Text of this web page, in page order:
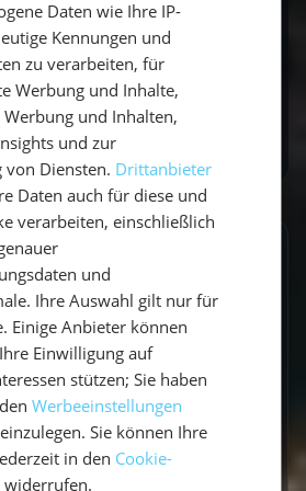
eigenes Segelabenteuer in
unsereSegelurlaub in
Skipper und plane
VON
Grubert
& Segel-Expertin
Travel Influencerin und
Seglerin. Auf unserem Blog
Reiseerlebnisse, fundierte
Daten wie Ihre IP-
Kennungen und
zu verarbeiten, für
Werbung und Inhalte,
und Inhalten,
und zur
von Diensten. Drittanbieter
Daten auch für diese und
verarbeiten, einschließlich
und
Ihre Auswahl gilt nur für
Einige Anbieter können
Einwilligung auf
stützen; Sie haben
Werbeeinstellungen
Sie können Ihre
in den Cookie-
widerrufen.